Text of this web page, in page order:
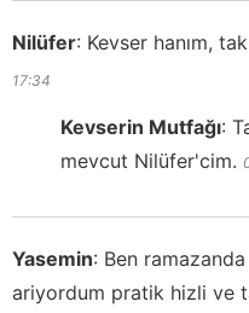
Nilüfer: Kevser hanım,
17:34
Kevserin Mutfağı:
mevcut Nilüfer'cim.
Yasemin: Ben
ariyordum pratik hizli ve